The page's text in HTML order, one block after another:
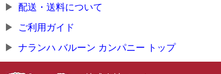
配送・送料について
ご利用ガイド
ナランハ バルーン カンパニー トップ